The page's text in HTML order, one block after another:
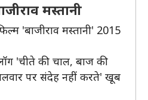
मस्तानी
'बाजीराव मस्तानी' 2015
'चीते की चाल, बाज की
पर संदेह नहीं करते' खूब